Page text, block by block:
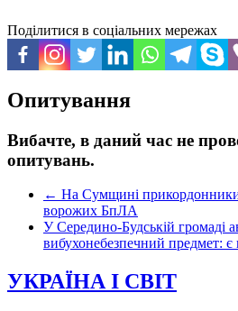
Поділитися в соціальних мережах
Опитування
Вибачте, в даний час не
опитувань.
← На Сумщині
ворожих БпЛА
У Середино-Будській громаді
вибухонебезпечний предмет:
УКРАЇНА І СВІТ